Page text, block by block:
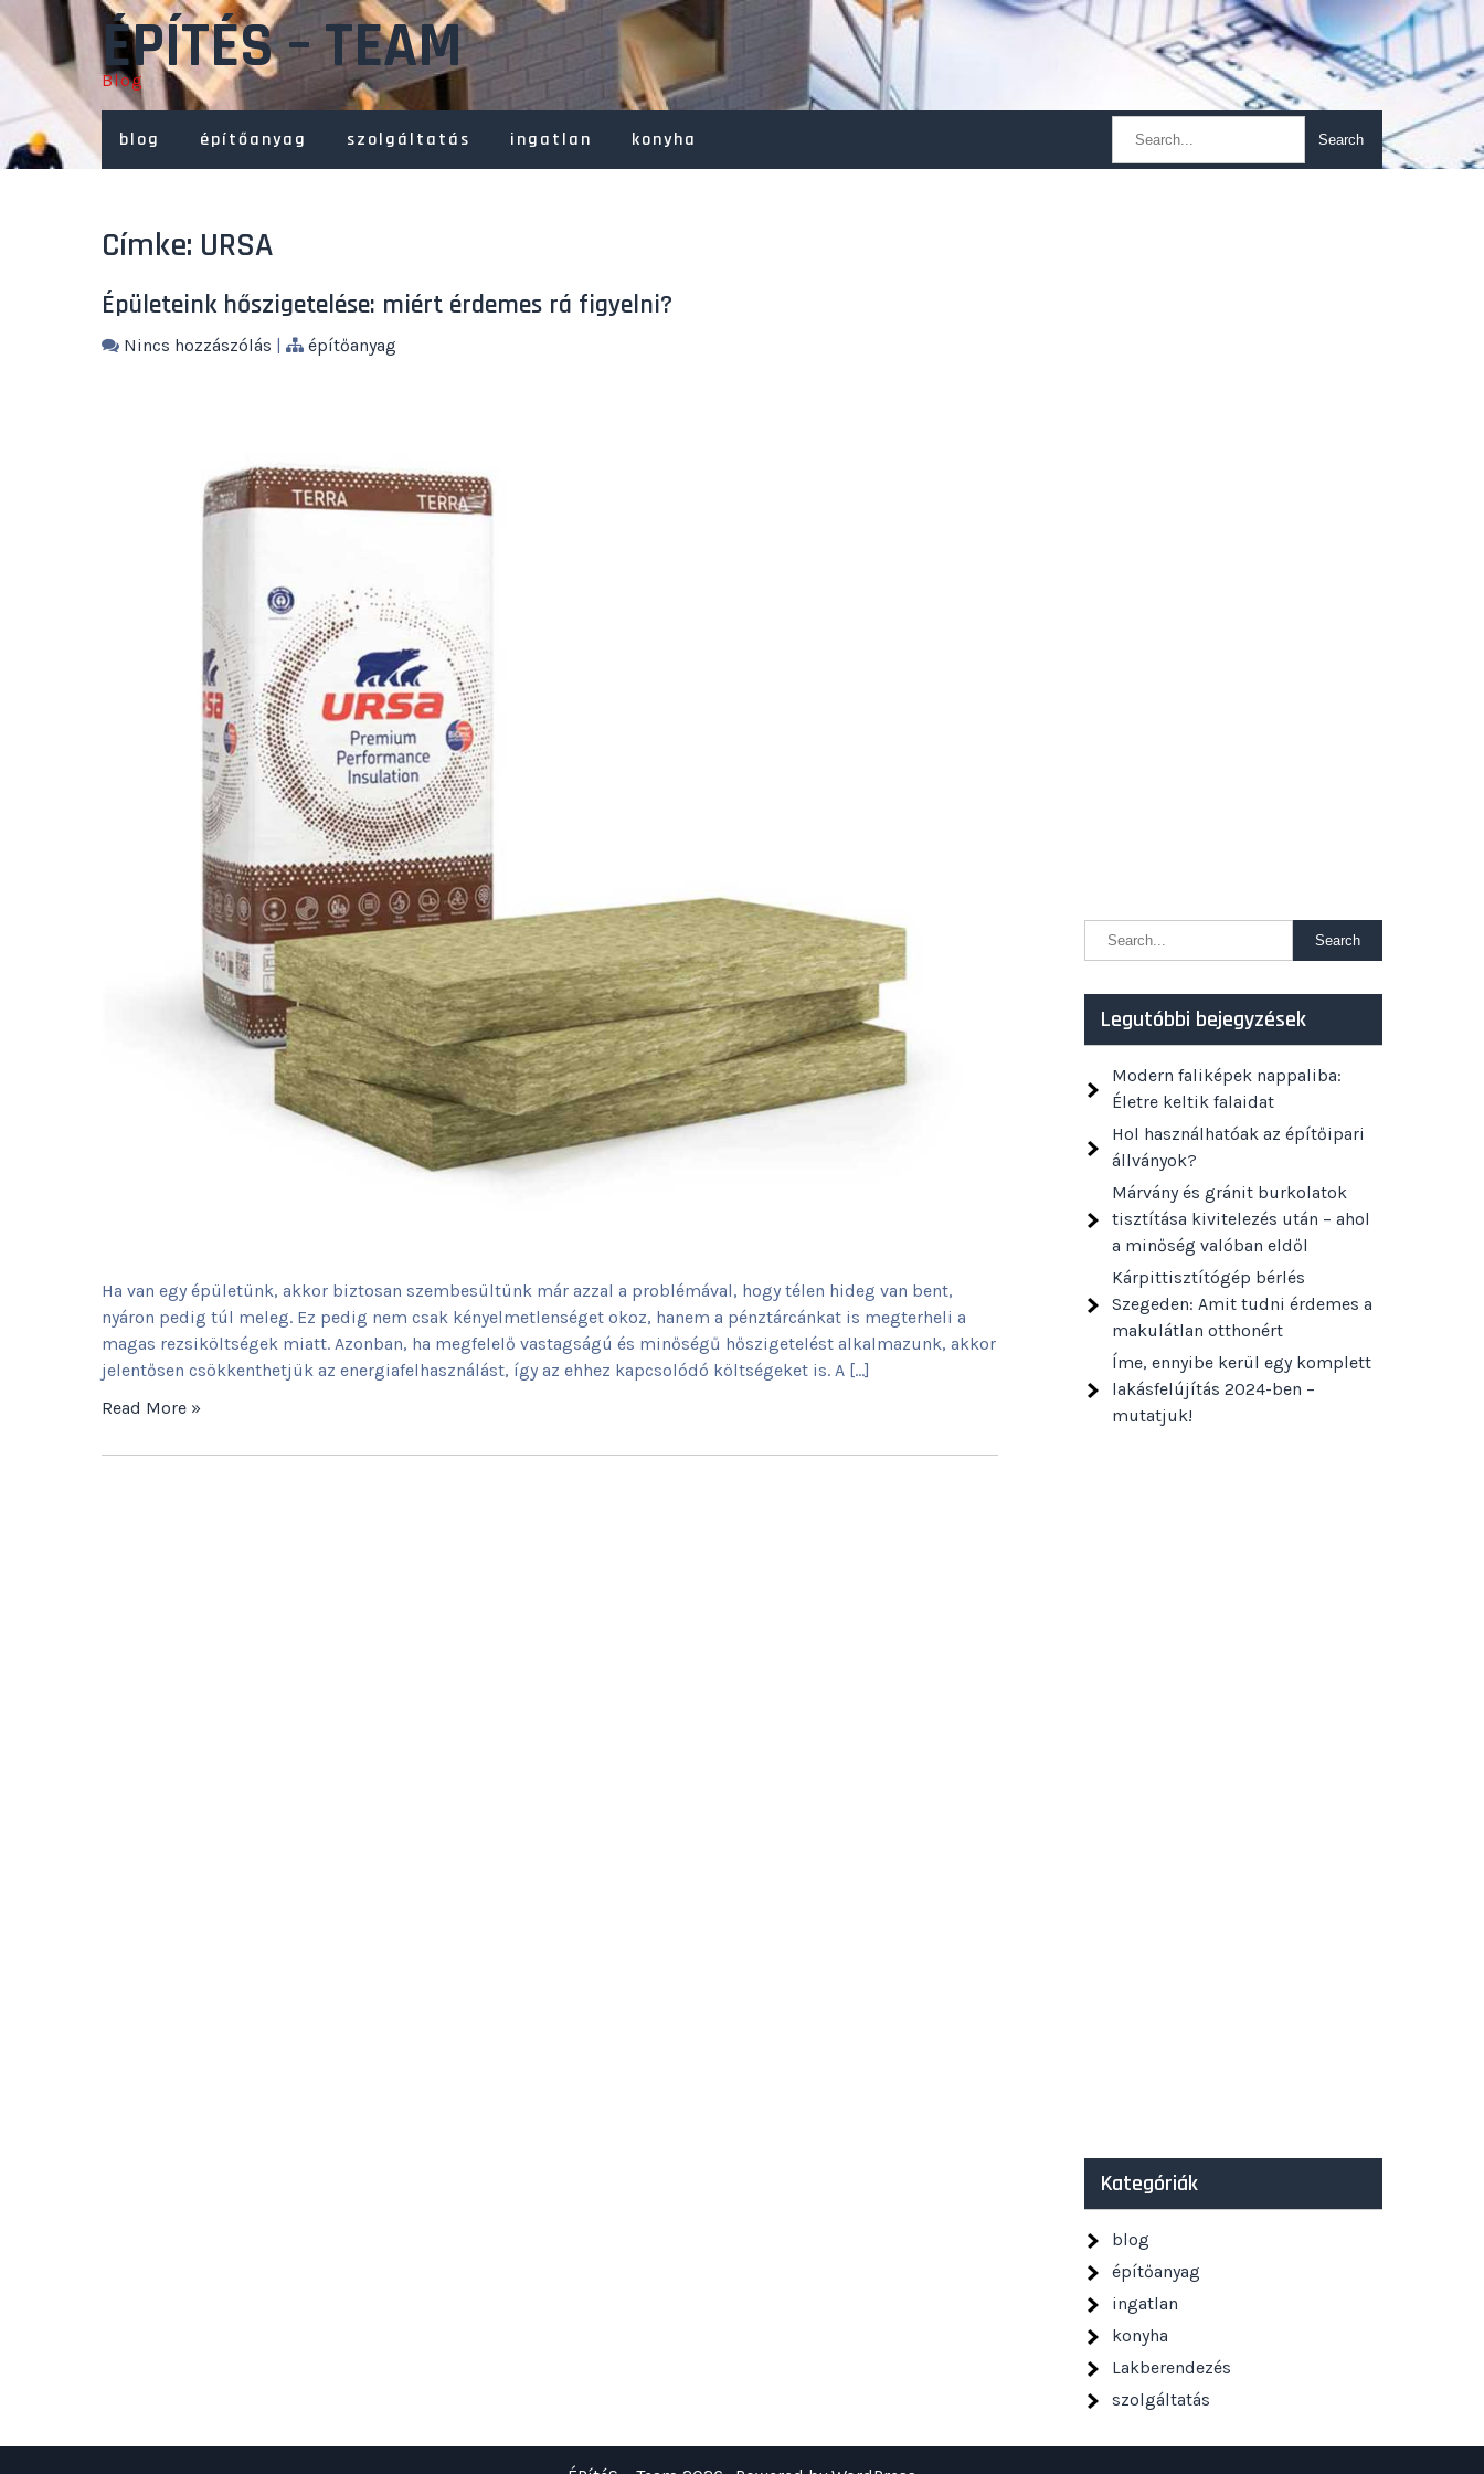
Skip
content
ÉPÍTÉS – TEAM
Blog
blog építőanyag szolgáltatás ingatlan konyha
Címke: URSA
Épületeink hőszigetelése: miért érdemes rá figyelni?
Nincs hozzászólás | építőanyag
Ha van egy épületünk, akkor biztosan szembesültünk már azzal a problémával, hogy télen hideg van bent,
nyáron pedig túl meleg. Ez pedig nem csak kényelmetlenséget okoz, hanem a pénztárcánkat is megterheli a
magas rezsiköltségek miatt. Azonban, ha megfelelő vastagságú és minőségű hőszigetelést alkalmazunk, akkor
jelentősen csökkenthetjük az energiafelhasználást, így az ehhez kapcsolódó költségeket is. A […]
Read More »
Legutóbbi bejegyzések
Modern faliképek nappaliba:
Életre keltik falaidat
Hol használhatóak az építőipari
állványok?
Márvány és gránit burkolatok
tisztítása kivitelezés után – ahol
a minőség valóban eldől
Kárpittisztítógép bérlés
Szegeden: Amit tudni érdemes a
makulátlan otthonért
Íme, ennyibe kerül egy komplett
lakásfelújítás 2024-ben –
mutatjuk!
Kategóriák
blog
építőanyag
ingatlan
konyha
Lakberendezés
szolgáltatás